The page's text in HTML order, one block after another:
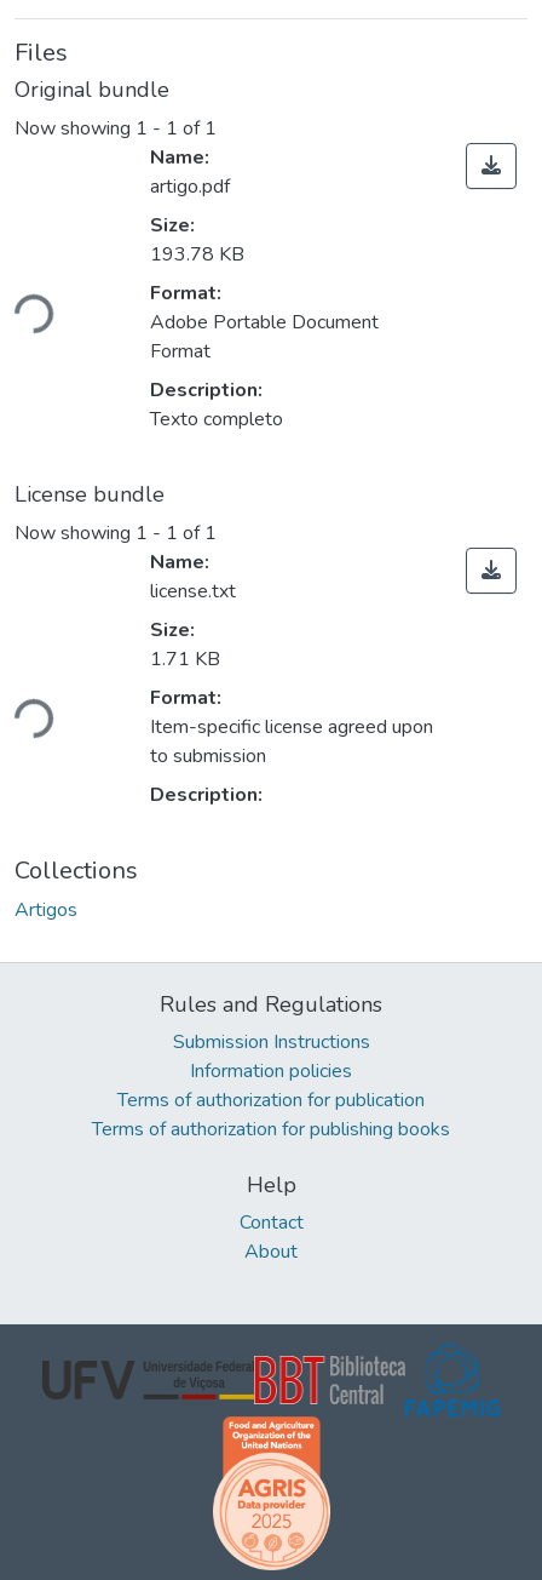
Files
Original bundle
Now showing 1 - 1 of 1
Loading...
Name:
artigo.pdf
Size:
193.78 KB
Format:
Adobe Portable Document
Format
Description:
Texto completo
License bundle
Now showing 1 - 1 of 1
Loading...
Name:
license.txt
Size:
1.71 KB
Format:
Item-specific license agreed upon
to submission
Description:
Collections
Artigos
Rules and Regulations
Submission Instructions
Information policies
Terms of authorization for publication
Terms of authorization for publishing books
Help
Contact
About